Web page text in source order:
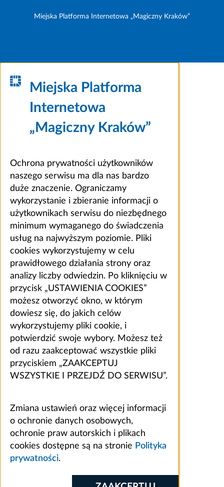
Miejska Platforma Internetowa „Magiczny Kraków”
Miejska Platforma
Internetowa
„Magiczny Kraków”
Ochrona prywatności użytkowników
naszego serwisu ma dla nas bardzo
duże znaczenie. Ograniczamy
wykorzystanie i zbieranie informacji o
użytkownikach serwisu do niezbędnego
minimum wymaganego do świadczenia
usług na najwyższym poziomie. Pliki
cookies wykorzystujemy w celu
prawidłowego działania strony oraz
analizy liczby odwiedzin. Po kliknięciu w
przycisk „USTAWIENIA COOKIES”
możesz otworzyć okno, w którym
dowiesz się, do jakich celów
wykorzystujemy pliki cookie, i
potwierdzić swoje wybory. Możesz też
od razu zaakceptować wszystkie pliki
przyciskiem „ZAAKCEPTUJ
WSZYSTKIE I PRZEJDŹ DO SERWISU”.
Zmiana ustawień oraz więcej informacji
o ochronie danych osobowych,
ochronie praw autorskich i plikach
cookies dostępne są na stronie Polityka
prywatności.